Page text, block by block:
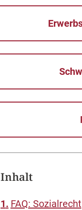
Inhalt
FAQ: Sozialrecht